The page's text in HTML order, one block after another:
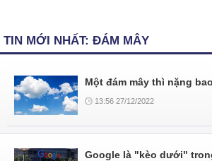
TIN MỚI NHẤT: ĐÁM MÂY
Một đám mây thì nặng
13:56 27/12/2022
Google là "kèo dưới"